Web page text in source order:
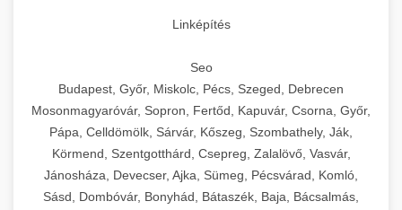
Linképítés
Seo
Budapest, Győr, Miskolc, Pécs, Szeged, Debrecen
Mosonmagyaróvár, Sopron, Fertőd, Kapuvár, Csorna, Győr,
Pápa, Celldömölk, Sárvár, Kőszeg, Szombathely, Ják,
Körmend, Szentgotthárd, Csepreg, Zalalövő, Vasvár,
Jánosháza, Devecser, Ajka, Sümeg, Pécsvárad, Komló,
Sásd, Dombóvár, Bonyhád, Bátaszék, Baja, Bácsalmás,